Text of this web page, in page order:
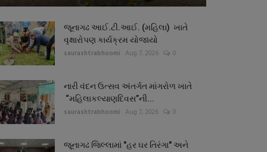
જૂનાગઢ આઈ.ટી.આઈ. (મહિલા) ખાતે
વૃક્ષારોપણ કાર્યક્રમ યોજાયો
saurashtrabhoomi Aug 7, 2026 0
નારી વંદન ઉત્સવ અંતર્ગત માંગરોળ ખાતે
“મહિલાકલ્યાણદિવસ”ની...
saurashtrabhoomi Aug 7, 2026 0
જૂનાગઢ જિલ્લામાં "હર ઘર તિરંગા" અને